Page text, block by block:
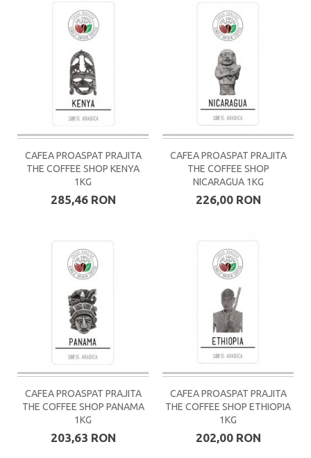
CAFEA PROASPAT PRAJITA
THE COFFEE SHOP KENYA
1KG
285,46 RON
CAFEA PROASPAT PRAJITA
THE COFFEE SHOP
NICARAGUA 1KG
226,00 RON
CAFEA PROASPAT PRAJITA
THE COFFEE SHOP PANAMA
1KG
203,63 RON
CAFEA PROASPAT PRAJITA
THE COFFEE SHOP ETHIOPIA
1KG
202,00 RON